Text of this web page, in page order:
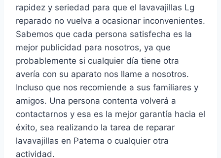
rapidez y seriedad para que el lavavajillas Lg
reparado no vuelva a ocasionar inconvenientes.
Sabemos que cada persona satisfecha es la
mejor publicidad para nosotros, ya que
probablemente si cualquier día tiene otra
avería con su aparato nos llame a nosotros.
Incluso que nos recomiende a sus familiares y
amigos. Una persona contenta volverá a
contactarnos y esa es la mejor garantía hacia el
éxito, sea realizando la tarea de reparar
lavavajillas en Paterna o cualquier otra
actividad.